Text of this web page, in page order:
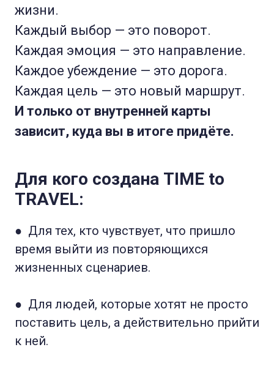
жизни.
Каждый выбор — это поворот.
Каждая эмоция — это направление.
Каждое убеждение — это дорога.
Каждая цель — это новый маршрут.
И только от внутренней карты
зависит, куда вы в итоге придёте.
Для кого создана TIME to
TRAVEL:
● Для тех, кто чувствует, что пришло
время выйти из повторяющихся
жизненных сценариев.
● Для людей, которые хотят не просто
поставить цель, а действительно прийти
к ней.